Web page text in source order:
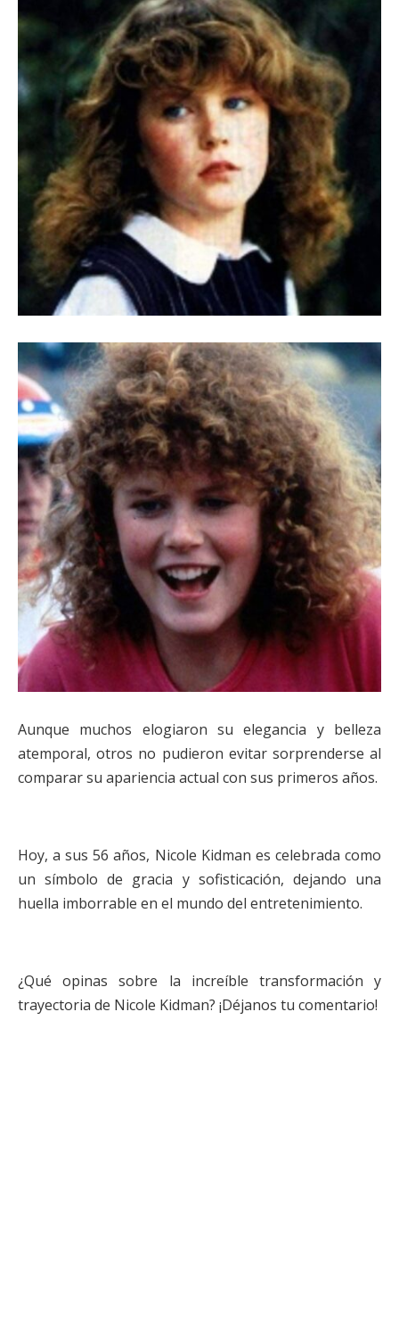
Aunque muchos elogiaron su elegancia y belleza
atemporal, otros no pudieron evitar sorprenderse al
comparar su apariencia actual con sus primeros años.
Hoy, a sus 56 años, Nicole Kidman es celebrada como
un símbolo de gracia y sofisticación, dejando una
huella imborrable en el mundo del entretenimiento.
¿Qué opinas sobre la increíble transformación y
trayectoria de Nicole Kidman? ¡Déjanos tu comentario!